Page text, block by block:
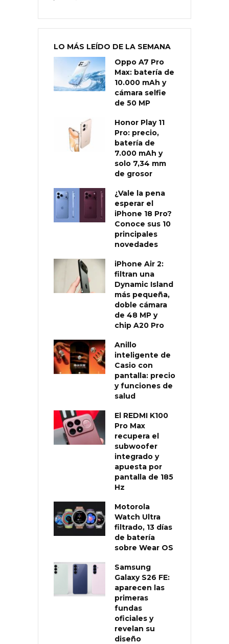
LO MÁS LEÍDO DE LA SEMANA
Oppo A7 Pro
Max: batería de
10.000 mAh y
cámara selfie
de 50 MP
Honor Play 11
Pro: precio,
batería de
7.000 mAh y
solo 7,34 mm
de grosor
¿Vale la pena
esperar el
iPhone 18 Pro?
Conoce sus 10
principales
novedades
iPhone Air 2:
filtran una
Dynamic Island
más pequeña,
doble cámara
de 48 MP y
chip A20 Pro
Anillo
inteligente de
Casio con
pantalla: precio
y funciones de
salud
El REDMI K100
Pro Max
recupera el
subwoofer
integrado y
apuesta por
pantalla de 185
Hz
Motorola
Watch Ultra
filtrado, 13 días
de batería
sobre Wear OS
Samsung
Galaxy S26 FE:
aparecen las
primeras
fundas
oficiales y
revelan su
diseño